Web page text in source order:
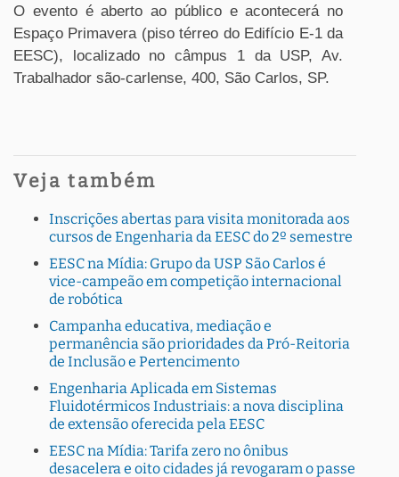
O evento é aberto ao público e acontecerá no
Espaço Primavera (piso térreo do Edifício E-1 da
EESC), localizado no câmpus 1 da USP, Av.
Trabalhador são-carlense, 400, São Carlos, SP.
Veja também
Inscrições abertas para visita monitorada aos
cursos de Engenharia da EESC do 2º semestre
EESC na Mídia: Grupo da USP São Carlos é
vice-campeão em competição internacional
de robótica
Campanha educativa, mediação e
permanência são prioridades da Pró-Reitoria
de Inclusão e Pertencimento
Engenharia Aplicada em Sistemas
Fluidotérmicos Industriais: a nova disciplina
de extensão oferecida pela EESC
EESC na Mídia: Tarifa zero no ônibus
desacelera e oito cidades já revogaram o passe